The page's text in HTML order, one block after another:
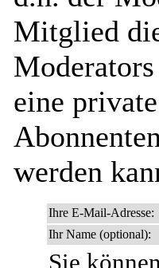
Mitglied
eine
werden
Ihre E-Mail-Adresse:
Ihr Name (optional):
Sie